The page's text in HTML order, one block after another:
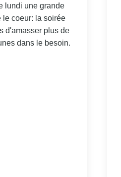
lundi une grande
le coeur: la soirée
d'amasser plus de
dans le besoin.